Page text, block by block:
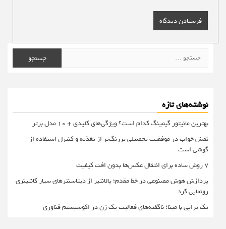
برای:
نوشته‌های تازه
بهترین مانیتور گیمینگ کدام است؟ ویژگی‌های کلیدی + 10 مدل برتر
نقش خواب در موفقیت تحصیلی پررنگ‌تر از تغذیه و کنترل استفاده از
گوشی است
۷ روش ساده برای انتقال عکس‌ها بدون افت کیفیت
پردازش هوش مصنوعی در خط مقدم؛ پالانتیر از دیتاسنترهای سیار کانتینری
رونمایی کرد
تک تراپی با مینا؛ ناگفته‌های فعالیت یک زن در اکوسیستم فناوری